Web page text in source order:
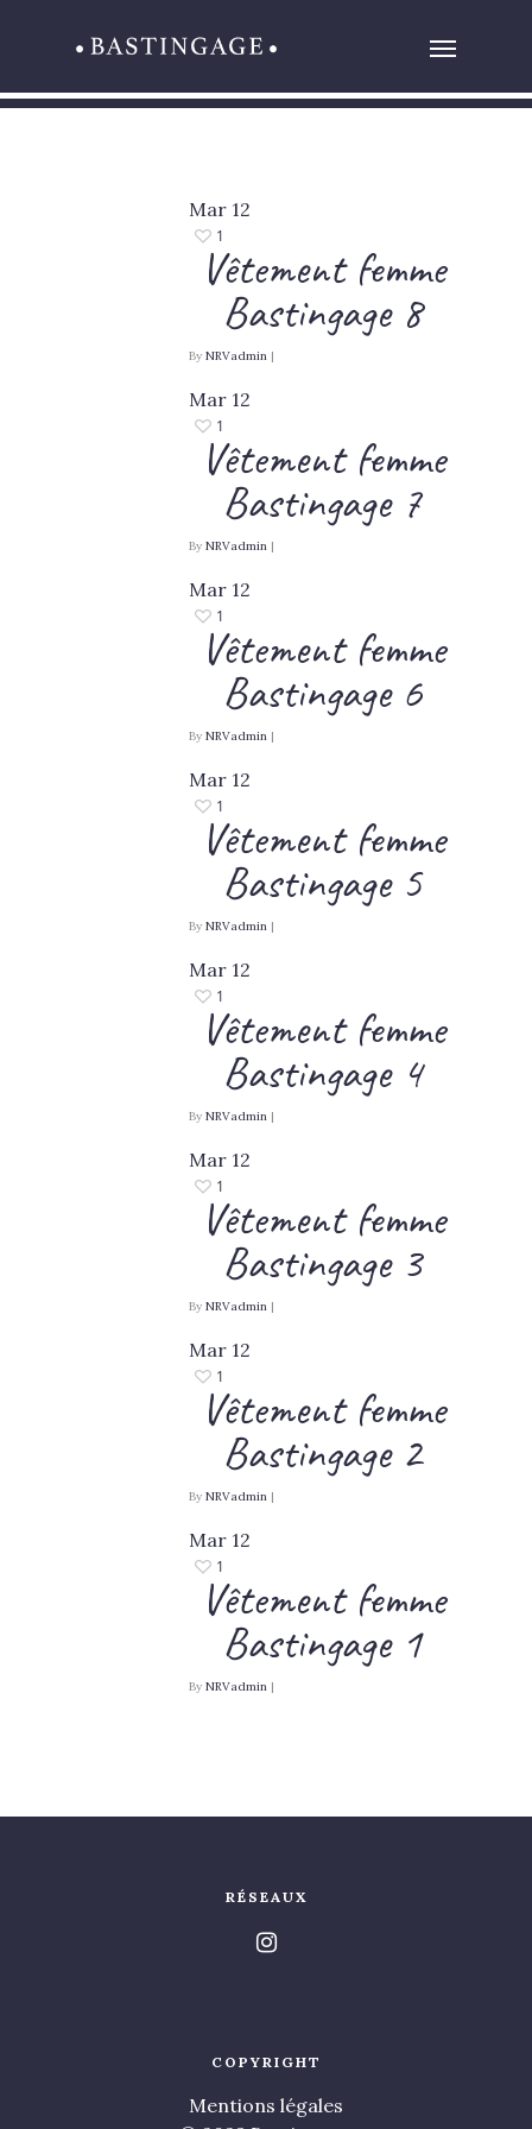
Mar 12
1
Vêtement femme
Bastingage 8
By NRVadmin |
Mar 12
1
Vêtement femme
Bastingage 7
By NRVadmin |
Mar 12
1
Vêtement femme
Bastingage 6
By NRVadmin |
Mar 12
1
Vêtement femme
Bastingage 5
By NRVadmin |
Mar 12
1
Vêtement femme
Bastingage 4
By NRVadmin |
Mar 12
1
Vêtement femme
Bastingage 3
By NRVadmin |
Mar 12
1
Vêtement femme
Bastingage 2
By NRVadmin |
Mar 12
1
Vêtement femme
Bastingage 1
By NRVadmin |
RÉSEAUX
COPYRIGHT
Mentions légales